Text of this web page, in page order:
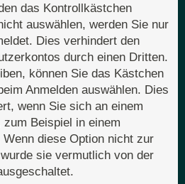
das Kontrollkästchen
auswählen, werden Sie nur
Dies verhindert den
durch einen Dritten.
können Sie das Kästchen
Anmelden auswählen. Dies
wenn Sie sich an einem
Beispiel in einem
Wenn diese Option nicht zur
sie vermutlich von der